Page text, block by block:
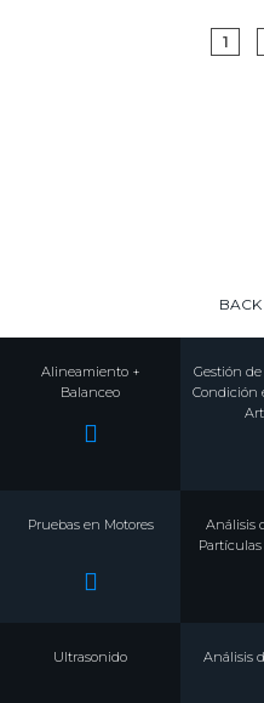
1
Alineamiento +
Balanceo
Gestión
Condición
Pruebas en Motores
Análisis
Ultrasonido Análisis